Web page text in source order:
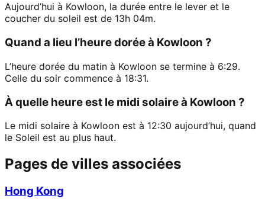
Aujourd’hui à Kowloon, la durée entre le lever et le
coucher du soleil est de 13h 04m.
Quand a lieu l’heure dorée à Kowloon ?
L’heure dorée du matin à Kowloon se termine à 6:29.
Celle du soir commence à 18:31.
À quelle heure est le midi solaire à Kowloon ?
Le midi solaire à Kowloon est à 12:30 aujourd’hui, quand
le Soleil est au plus haut.
Pages de villes associées
Hong Kong